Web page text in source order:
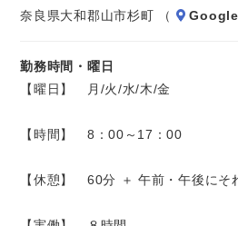
奈良県大和郡山市杉町 （
勤務時間・曜日
【曜日】 月/火/水/木/金
【時間】 8：00～17：00
【休憩】 60分 ＋ 午前・午後にそ